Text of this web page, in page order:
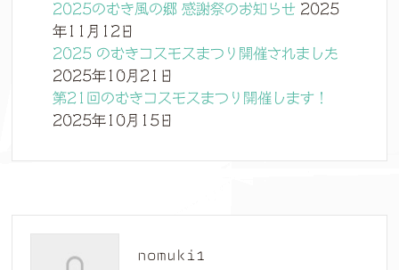
2025のむき風の郷 感謝祭のお知らせ 2025
年11月12日
2025 のむきコスモスまつり開催されました
2025年10月21日
第21回のむきコスモスまつり開催します！
2025年10月15日
nomuki1